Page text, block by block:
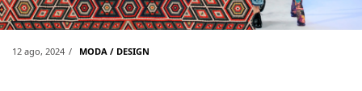
12 ago, 2024 MODA / DESIGN